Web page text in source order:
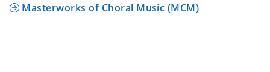
Masterworks of Choral Music (MCM)